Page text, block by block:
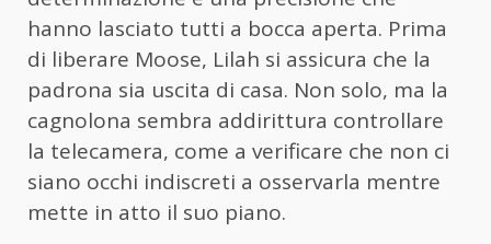
hanno lasciato tutti a bocca aperta. Prima
di liberare Moose, Lilah si assicura che la
padrona sia uscita di casa. Non solo, ma la
cagnolona sembra addirittura controllare
la telecamera, come a verificare che non ci
siano occhi indiscreti a osservarla mentre
mette in atto il suo piano.